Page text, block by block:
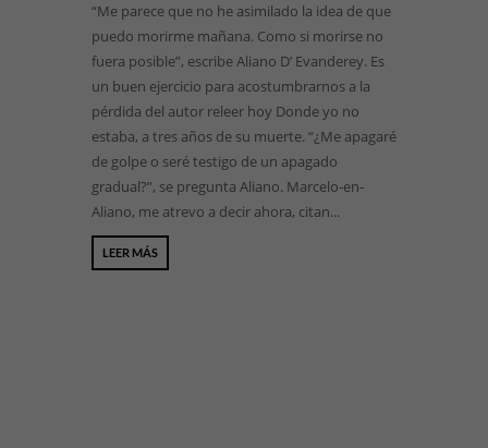
“Me parece que no he asimilado la idea de que
puedo morirme mañana. Como si morirse no
fuera posible”, escribe Aliano D’ Evanderey. Es
un buen ejercicio para acostumbrarnos a la
pérdida del autor releer hoy Donde yo no
estaba, a tres años de su muerte. “¿Me apagaré
de golpe o seré testigo de un apagado
gradual?”, se pregunta Aliano. Marcelo-en-
Aliano, me atrevo a decir ahora, citan...
LEER MÁS